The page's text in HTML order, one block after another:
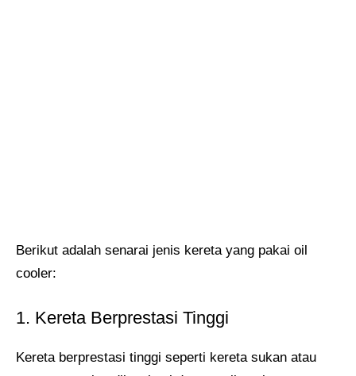
Berikut adalah senarai jenis kereta yang pakai oil
cooler:
1. Kereta Berprestasi Tinggi
Kereta berprestasi tinggi seperti kereta sukan atau